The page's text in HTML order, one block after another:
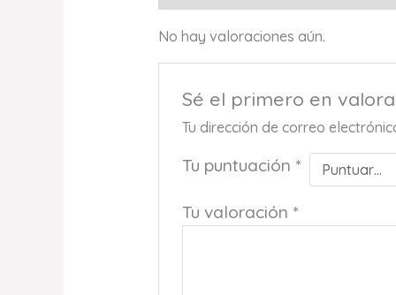
No hay valoraciones aún.
Sé el primero en valorar
Tu dirección de correo
Tu puntuación *
Tu valoración *